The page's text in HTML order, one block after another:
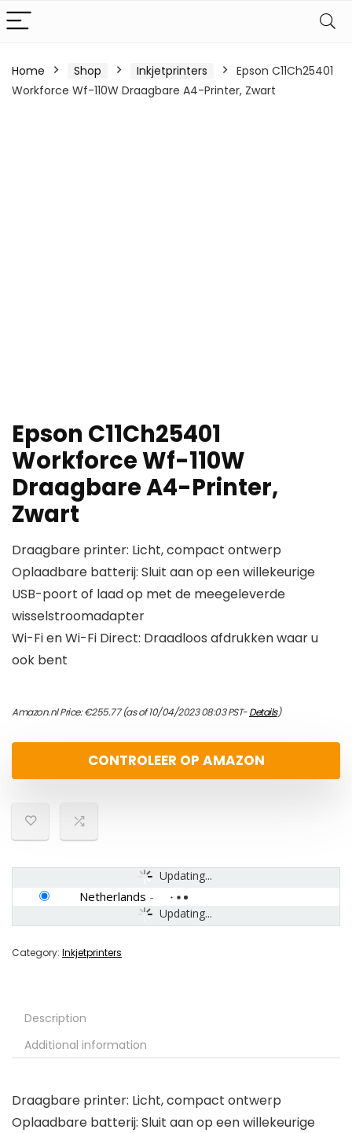
Home Shop Inkjetprinters
Epson C11Ch25401
Workforce Wf-110W Draagbare A4-Printer, Zwart
Epson C11Ch25401
Workforce Wf-110W
Draagbare A4-Printer,
Zwart
Draagbare printer: Licht, compact ontwerp
Oplaadbare batterij: Sluit aan op een willekeurige
USB-poort of laad op met de meegeleverde
wisselstroomadapter
Wi-Fi en Wi-Fi Direct: Draadloos afdrukken waar u
ook bent
Amazon.nl Price:€255.77(as of 10/04/2023 08:03 PST-Details)
CONTROLEER OP AMAZON
Updating...
Updating...
Netherlands -
Category: Inkjetprinters
Description
Additional information
Draagbare printer: Licht, compact ontwerp
Oplaadbare batterij: Sluit aan op een willekeurige